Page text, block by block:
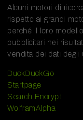
Alcuni motori di
rispetto ai grandi
perché il loro
pubblicitari nei
vendita dei dati degli
DuckDuckGo
Startpage
Search Encrypt
WolframAlpha